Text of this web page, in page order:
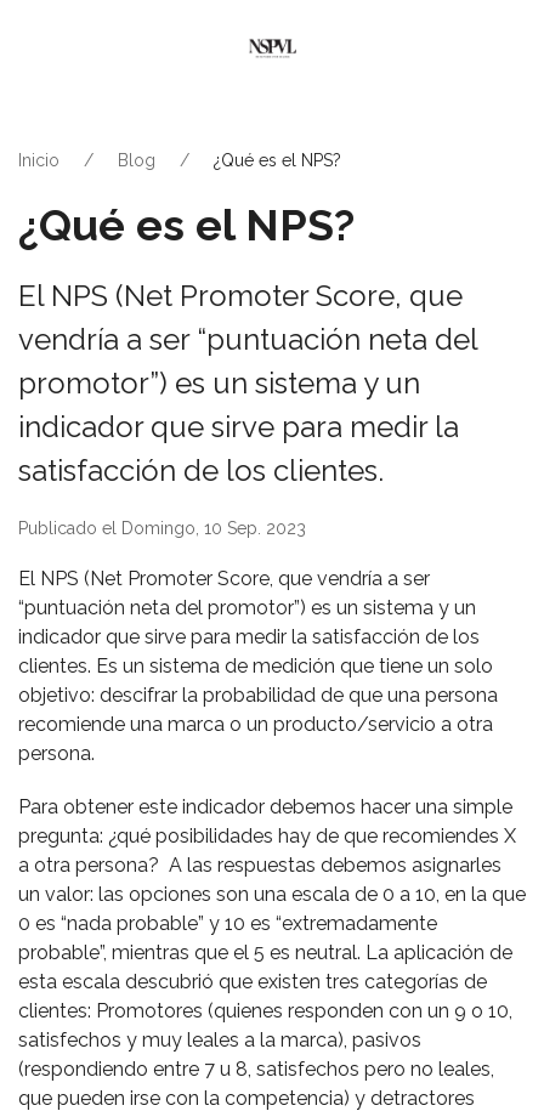
Inicio Blog ¿Qué es el NPS?
¿Qué es el NPS?
El NPS (Net Promoter Score, que
vendría a ser “puntuación neta del
promotor”) es un sistema y un
indicador que sirve para medir la
satisfacción de los clientes.
Publicado el Domingo, 10 Sep. 2023
El NPS (Net Promoter Score, que vendría a ser
“puntuación neta del promotor”) es un sistema y un
indicador que sirve para medir la satisfacción de los
clientes. Es un sistema de medición que tiene un solo
objetivo: descifrar la probabilidad de que una persona
recomiende una marca o un producto/servicio a otra
persona.
Para obtener este indicador debemos hacer una simple
pregunta: ¿qué posibilidades hay de que recomiendes X
a otra persona? A las respuestas debemos asignarles
un valor: las opciones son una escala de 0 a 10, en la que
0 es “nada probable” y 10 es “extremadamente
probable”, mientras que el 5 es neutral. La aplicación de
esta escala descubrió que existen tres categorías de
clientes: Promotores (quienes responden con un 9 o 10,
satisfechos y muy leales a la marca), pasivos
(respondiendo entre 7 u 8, satisfechos pero no leales,
que pueden irse con la competencia) y detractores